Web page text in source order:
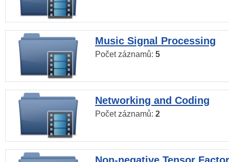
Music Signal Processing
Počet záznamů: 5
Networking and Coding
Počet záznamů: 2